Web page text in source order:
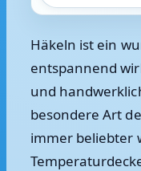
Häkeln ist ein
entspannend
und
besondere Art
immer beliebter